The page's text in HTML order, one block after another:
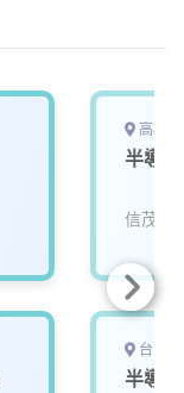
高雄
半導
信茂科
台中
半導